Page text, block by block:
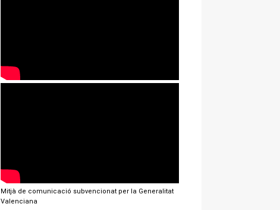
Mitjà de comunicació subvencionat per la Generalitat
Valenciana